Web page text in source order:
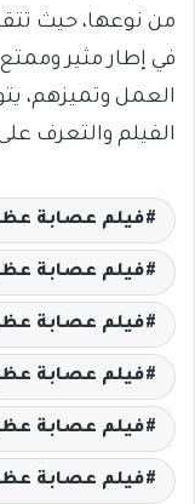
من نوعها، حيث
في إطار مثير
العمل وتميزهم،
الفيلم والتعرف
فيلم عصابة
فيلم عصابة
فيلم عصابة
فيلم عصابة
فيلم عصابة
فيلم عصابة